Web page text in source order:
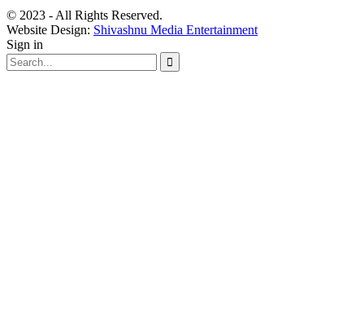
© 2023 - All Rights Reserved.
Website Design: Shivashnu Media Entertainment
Sign in